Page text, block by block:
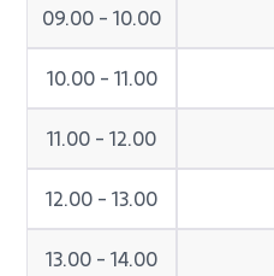
09.00 - 10.00
10.00 - 11.00
11.00 - 12.00
12.00 - 13.00
13.00 - 14.00